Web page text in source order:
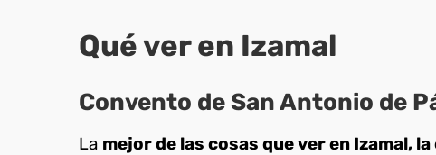
Qué ver en Izamal
Convento de San Antonio de
La mejor de las cosas que ver en Izamal,